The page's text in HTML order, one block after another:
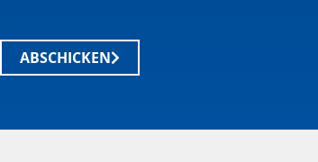
ABSCHICKEN